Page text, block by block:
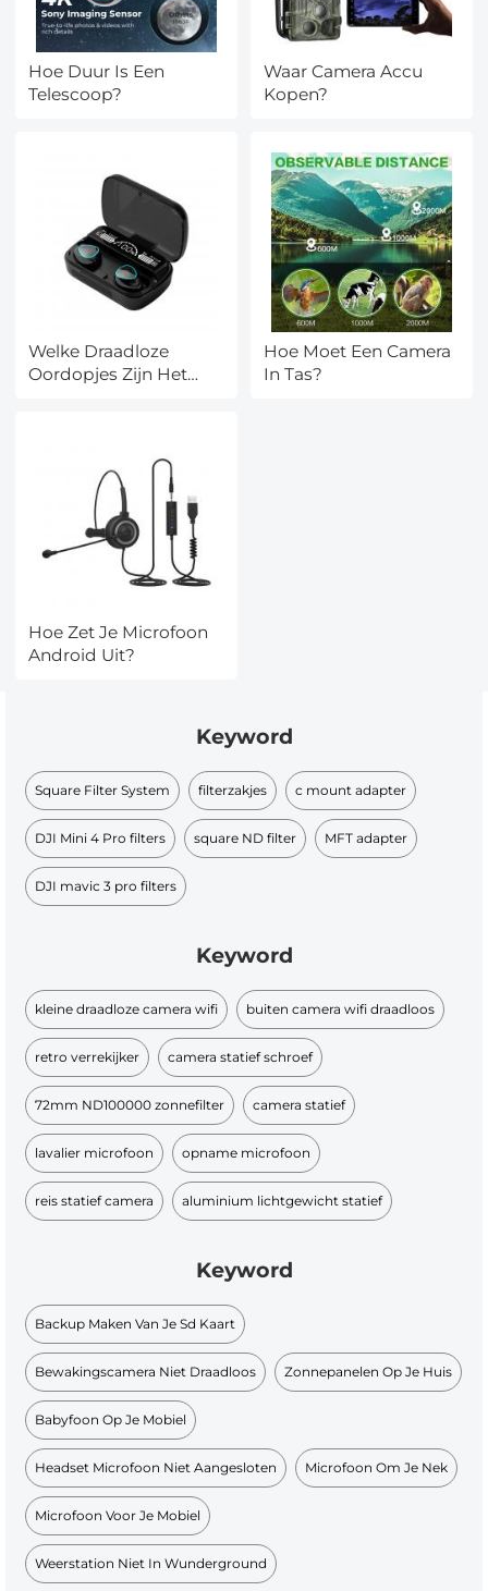
Hoe Duur Is Een
Telescoop?
Waar Camera Accu
Kopen?
Welke Draadloze
Oordopjes Zijn Het
Hoe Moet Een Camera
In Tas?
Hoe Zet Je Microfoon
Android Uit?
Keyword
Square Filter System filterzakjes c mount adapter
DJI Mini 4 Pro filters square ND filter​ MFT adapter
DJI mavic 3 pro filters
Keyword
kleine draadloze camera wifi buiten camera wifi draadloos
retro verrekijker camera statief schroef
72mm ND100000 zonnefilter camera statief
lavalier microfoon opname microfoon
reis statief camera aluminium lichtgewicht statief
Keyword
Backup Maken Van Je Sd Kaart
Bewakingscamera Niet Draadloos Zonnepanelen Op Je Huis
Babyfoon Op Je Mobiel
Headset Microfoon Niet Aangesloten Microfoon Om Je Nek
Microfoon Voor Je Mobiel
Weerstation Niet In Wunderground